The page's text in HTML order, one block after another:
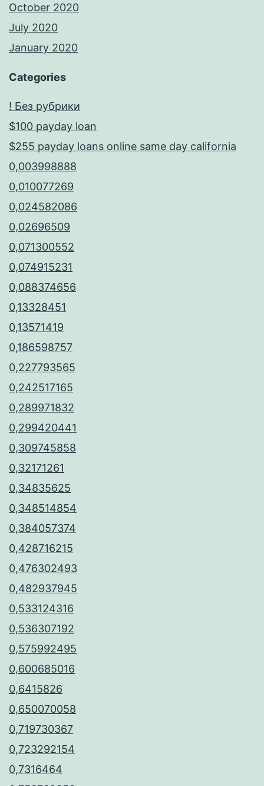
October 2020
July 2020
January 2020
Categories
! Без рубрики
$100 payday loan
$255 payday loans online same day california
0,003998888
0,010077269
0,024582086
0,02696509
0,071300552
0,074915231
0,088374656
0,13328451
0,13571419
0,186598757
0,227793565
0,242517165
0,289971832
0,299420441
0,309745858
0,32171261
0,34835625
0,348514854
0,384057374
0,428716215
0,476302493
0,482937945
0,533124316
0,536307192
0,575992495
0,600685016
0,6415826
0,650070058
0,719730367
0,723292154
0,7316464